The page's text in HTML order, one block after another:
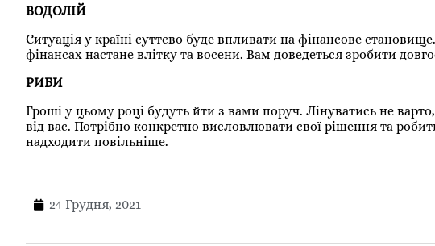
ВОДОЛІЙ
Ситуація у країні суттєво буде впливати на фінансове
фінансах настане влітку та восени. Вам доведеться зробити
РИБИ
Гроші у цьому році будуть йти з вами поруч. Лінуватись не
від вас. Потрібно конкретно висловлювати свої рішення та
надходити повільніше.
24 Грудня, 2021